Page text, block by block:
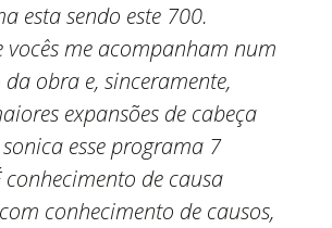
esta sendo este 700.
vocês me acompanham num
obra e, sinceramente,
expansões de cabeça
esse programa 7
conhecimento de causa
conhecimento de causos,